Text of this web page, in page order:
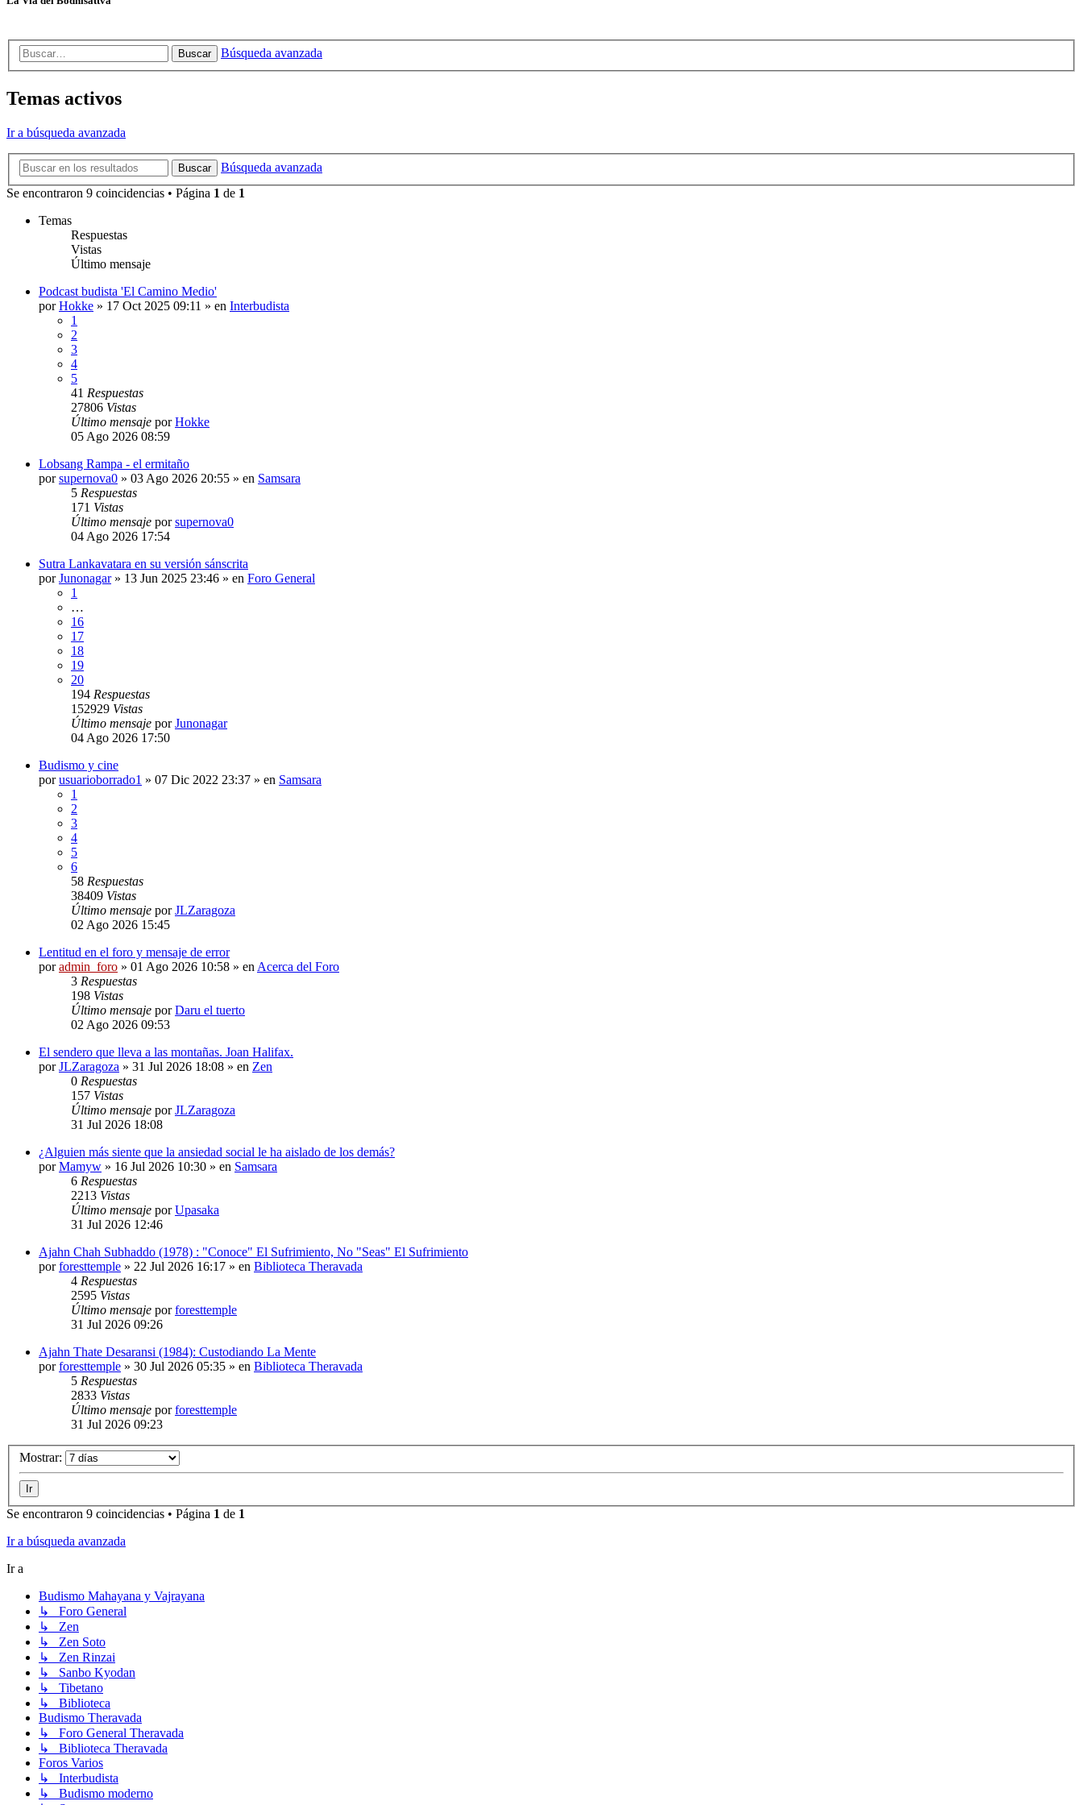
Buscar Búsqueda avanzada
Temas activos
Ir a búsqueda avanzada
Buscar
Búsqueda avanzada
Se encontraron 9 coincidencias • Página 1 de 1
Temas
Respuestas
Vistas
Último mensaje
Podcast budista 'El Camino Medio'
porHokke » 17 Oct 2025 09:11 » en Interbudista
1
2
3
4
5
41 Respuestas
27806 Vistas
Último mensaje porHokke
05 Ago 2026 08:59
Lobsang Rampa - el ermitaño
porsupernova0 » 03 Ago 2026 20:55 » en Samsara
5 Respuestas
171 Vistas
Último mensaje porsupernova0
04 Ago 2026 17:54
Sutra Lankavatara en su versión sánscrita
porJunonagar» 13 Jun 2025 23:46 » en Foro General
1
…
16
17
18
19
20
194 Respuestas
152929 Vistas
Último mensaje porJunonagar
04 Ago 2026 17:50
Budismo y cine
porusuarioborrado1 » 07 Dic 2022 23:37 » en Samsara
1
2
3
4
5
6
58 Respuestas
38409 Vistas
Último mensaje porJLZaragoza
02 Ago 2026 15:45
Lentitud en el foro y mensaje de error
poradmin_foro » 01 Ago 2026 10:58 » en Acerca del Foro
3 Respuestas
198 Vistas
Último mensaje porDaru el tuerto
02 Ago 2026 09:53
El sendero que lleva a las montañas. Joan Halifax.
porJLZaragoza » 31 Jul 2026 18:08 » en Zen
0 Respuestas
157 Vistas
Último mensaje porJLZaragoza
31 Jul 2026 18:08
¿Alguien más siente que la ansiedad social le ha aislado de los demás?
porMamyw » 16 Jul 2026 10:30 » en Samsara
6 Respuestas
2213 Vistas
Último mensaje porUpasaka
31 Jul 2026 12:46
Ajahn Chah Subhaddo (1978) : "Conoce" El Sufrimiento, No "Seas" El Sufrimiento
porforesttemple » 22 Jul 2026 16:17 » en Biblioteca Theravada
4 Respuestas
2595 Vistas
Último mensaje porforesttemple
31 Jul 2026 09:26
Ajahn Thate Desaransi (1984): Custodiando La Mente
porforesttemple » 30 Jul 2026 05:35 » en Biblioteca Theravada
5 Respuestas
2833 Vistas
Último mensaje porforesttemple
31 Jul 2026 09:23
Mostrar:
Se encontraron 9 coincidencias • Página 1 de 1
Ir a búsqueda avanzada
Ir a
Budismo Mahayana y Vajrayana
↳ Foro General
↳ Zen
↳ Zen Soto
↳ Zen Rinzai
↳ Sanbo Kyodan
↳ Tibetano
↳ Biblioteca
Budismo Theravada
↳ Foro General Theravada
↳ Biblioteca Theravada
Foros Varios
↳ Interbudista
↳ Budismo moderno